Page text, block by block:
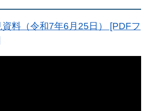
料（令和7年6月25日） [PDFフ